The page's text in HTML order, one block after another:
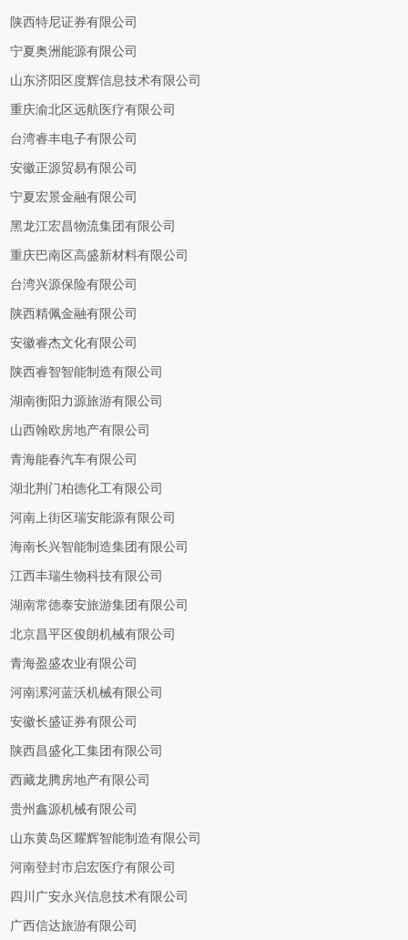
陕西特尼证券有限公司
宁夏奥洲能源有限公司
山东济阳区度辉信息技术有限公司
重庆渝北区远航医疗有限公司
台湾睿丰电子有限公司
安徽正源贸易有限公司
宁夏宏景金融有限公司
黑龙江宏昌物流集团有限公司
重庆巴南区高盛新材料有限公司
台湾兴源保险有限公司
陕西精佩金融有限公司
安徽睿杰文化有限公司
陕西睿智智能制造有限公司
湖南衡阳力源旅游有限公司
山西翰欧房地产有限公司
青海能春汽车有限公司
湖北荆门柏德化工有限公司
河南上街区瑞安能源有限公司
海南长兴智能制造集团有限公司
江西丰瑞生物科技有限公司
湖南常德泰安旅游集团有限公司
北京昌平区俊朗机械有限公司
青海盈盛农业有限公司
河南漯河蓝沃机械有限公司
安徽长盛证券有限公司
陕西昌盛化工集团有限公司
西藏龙腾房地产有限公司
贵州鑫源机械有限公司
山东黄岛区耀辉智能制造有限公司
河南登封市启宏医疗有限公司
四川广安永兴信息技术有限公司
广西信达旅游有限公司